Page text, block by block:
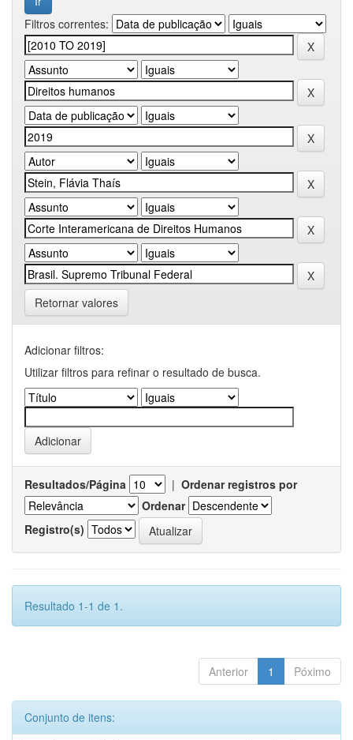
Filtros correntes:
Retornar valores
Adicionar filtros:
Utilizar filtros para refinar o resultado de busca.
Resultados/Página | Ordenar registros por
Ordenar
Registro(s)
Resultado 1-1 de 1.
Anterior 1 Póximo
Conjunto de itens: